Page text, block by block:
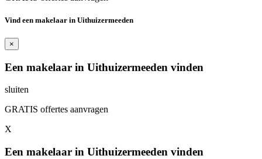
Vind een makelaar in Uithuizermeeden
×
Een makelaar in Uithuizermeeden vinden
sluiten
GRATIS offertes aanvragen
X
Een makelaar in Uithuizermeeden vinden